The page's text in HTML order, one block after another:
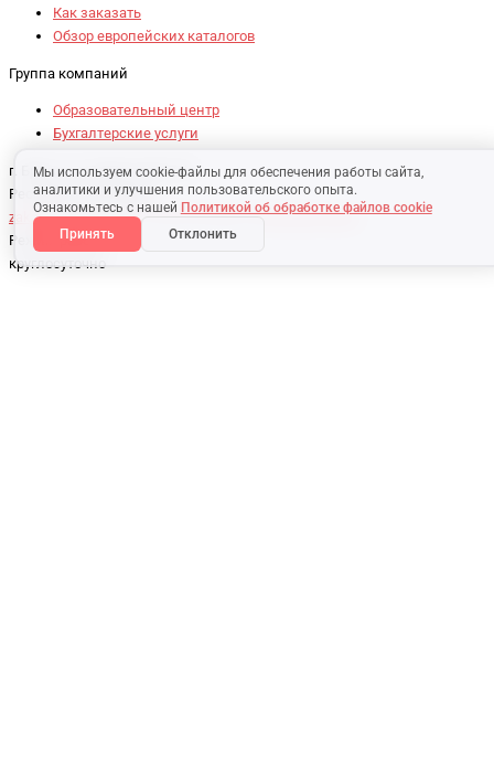
Мы используем cookie-файлы для обеспечения работы сайта,
аналитики и улучшения пользовательского опыта.
Ознакомьтесь с нашей Политикой об обработке файлов cookie
Принять
Отклонить
Как заказать
Обзор европейских каталогов
Группа компаний
Образовательный центр
Бухгалтерские услуги
г. Брест, ул. Советская 67-61
Республика Беларусь
zakaz@new-ton.org +7 910 761 09 02 +375 33 607 00 05
Режим работы:
круглосуточно